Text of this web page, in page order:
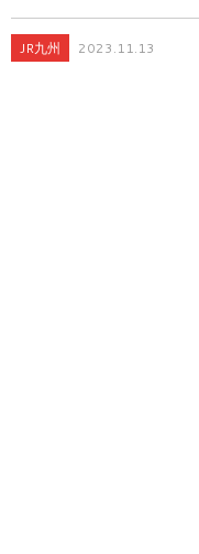
JR九州 2023.11.13